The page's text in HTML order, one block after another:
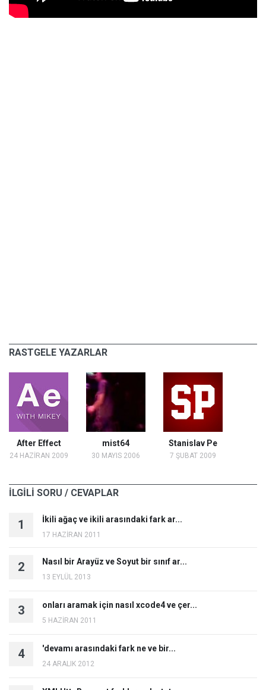
RASTGELE YAZARLAR
After Effect
24 HAZİRAN 2009
mist64
30 MAYIS 2006
Stanislav Pe
7 ŞUBAT 2009
İLGİLİ SORU / CEVAPLAR
1 İkili ağaç ve ikili arasındaki fark ar...
17 HAZİRAN 2011
2 Nasıl bir Arayüz ve Soyut bir sınıf ar...
13 EYLÜL 2013
3 onları aramak için nasıl xcode4 ve çer...
5 HAZİRAN 2011
4 'devamı arasındaki fark ne ve bir...
24 ARALIK 2012